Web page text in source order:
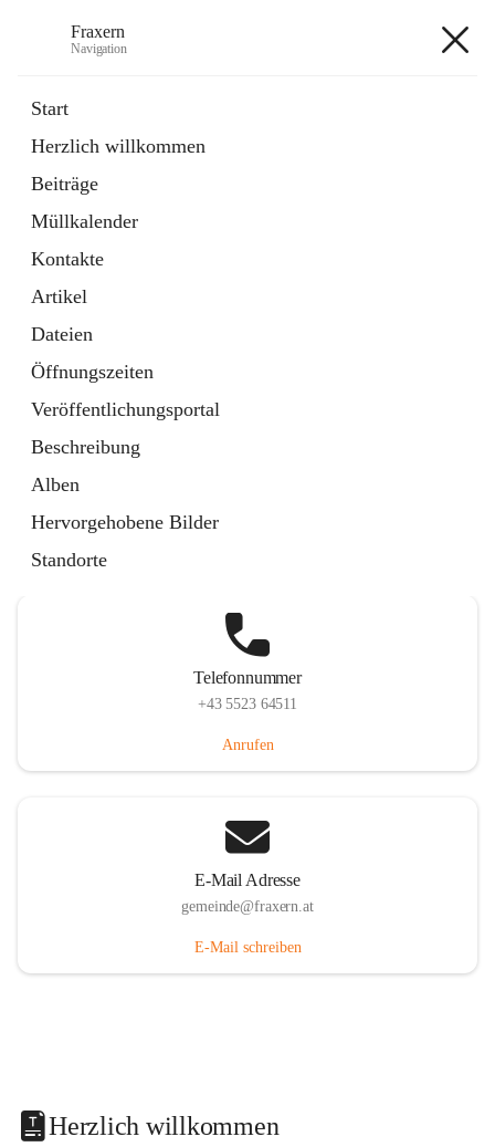
Fraxern
Navigation
Start
Herzlich willkommen
Beiträge
Müllkalender
Kontakte
Artikel
Dateien
Öffnungszeiten
Veröffentlichungsportal
Beschreibung
Alben
Hervorgehobene Bilder
Standorte
Ordner
in
Tab
Formulare
Artikel
öffnet
in
neuem
Tab
Telefonnummer
+43 5523 64511
Anrufen
E-Mail Adresse
gemeinde@fraxern.at
E-Mail schreiben
Herzlich willkommen